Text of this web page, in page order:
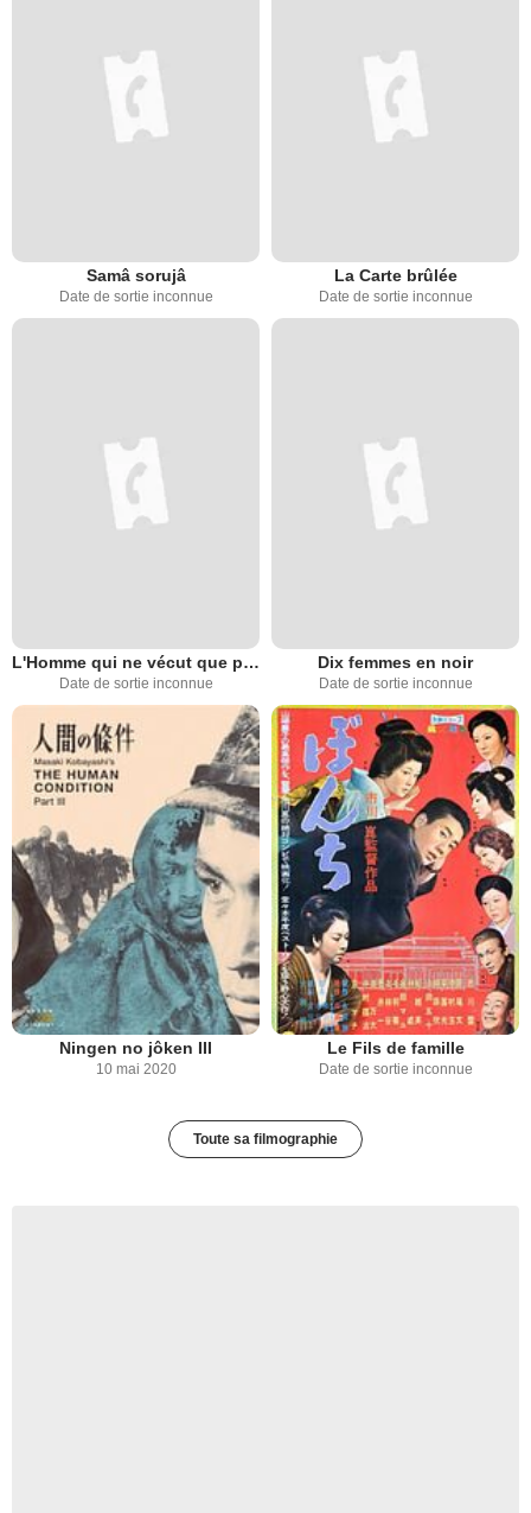
Samâ sorujâ
Date de sortie inconnue
La Carte brûlée
Date de sortie inconnue
L'Homme qui ne vécut que pour aimer
Date de sortie inconnue
Dix femmes en noir
Date de sortie inconnue
Ningen no jôken III
10 mai 2020
Le Fils de famille
Date de sortie inconnue
Toute sa filmographie